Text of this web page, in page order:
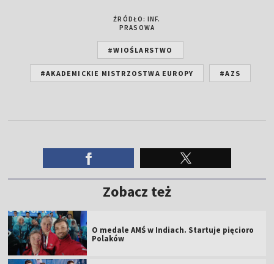
ŹRÓDŁO: INF.
PRASOWA
#WIOŚLARSTWO
#AKADEMICKIE MISTRZOSTWA EUROPY #AZS
Zobacz też
O medale AMŚ w Indiach. Startuje pięcioro
Polaków